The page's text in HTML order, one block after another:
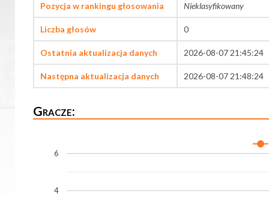
Pozycja w rankingu głosowania Nieklasyfikowany
Liczba głosów 0
Ostatnia aktualizacja danych 2026-08-07 21:45:24
Następna aktualizacja danych 2026-08-07 21:48:24
Gracze:
4
6